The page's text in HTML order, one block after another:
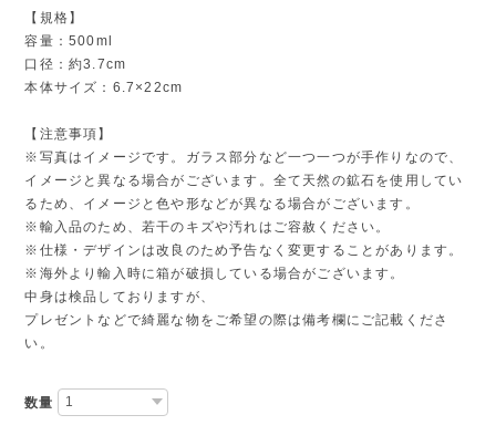
【規格】
容量：500ml
口径：約3.7cm
本体サイズ：6.7×22cm
【注意事項】
※写真はイメージです。ガラス部分など一つ一つが手作りなので、
イメージと異なる場合がございます。全て天然の鉱石を使用してい
るため、イメージと色や形などが異なる場合がございます。
※輸入品のため、若干のキズや汚れはご容赦ください。
※仕様・デザインは改良のため予告なく変更することがあります。
※海外より輸入時に箱が破損している場合がございます。
中身は検品しておりますが、
プレゼントなどで綺麗な物をご希望の際は備考欄にご記載くださ
い。
数量